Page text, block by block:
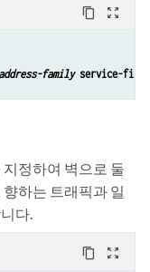
content_copy zoom_out_map
address-family service-
정하여 벽으로 둘
하는 트래픽과 일
다.
content_copy zoom_out_map